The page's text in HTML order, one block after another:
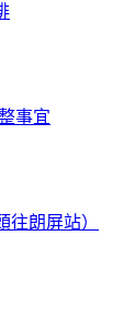
事宜
朗屏站）